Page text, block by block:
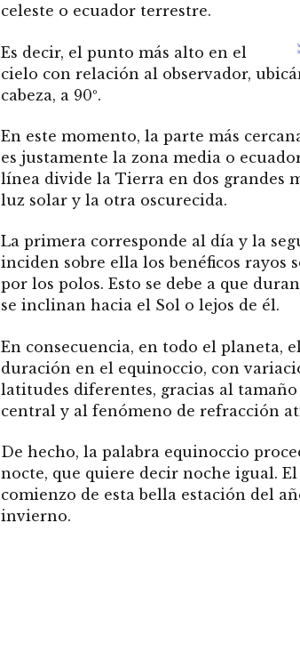
celeste o ecuador terrestre.
Es decir, el punto más alto en el
cielo con relación al observador,
cabeza, a 90º.
En este momento, la parte más
es justamente la zona media o
línea divide la Tierra en dos grandes
luz solar y la otra oscurecida.
La primera corresponde al día y la
inciden sobre ella los benéficos rayos
por los polos. Esto se debe a que
se inclinan hacia el Sol o lejos de él.
En consecuencia, en todo el planeta,
duración en el equinoccio, con
latitudes diferentes, gracias al
central y al fenómeno de refracción
De hecho, la palabra equinoccio
nocte, que quiere decir noche igual.
comienzo de esta bella estación del
invierno.